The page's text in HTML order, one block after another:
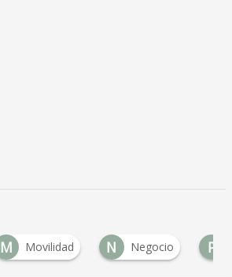
M Movilidad N Negocio P